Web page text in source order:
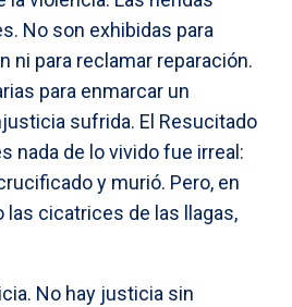
No son exhibidas para
ni para reclamar reparación.
para enmarcar un
sufrida. El Resucitado
nada de lo vivido fue irreal:
y murió. Pero, en
las cicatrices de las llagas,
No hay justicia sin